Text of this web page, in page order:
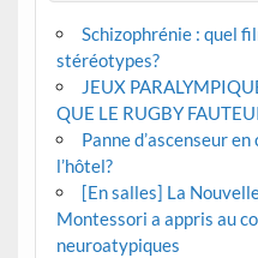
Schizophrénie : quel
stéréotypes?
JEUX
QUE LE RUGBY
Panne d’ascenseur
l’hôtel?
[En salles] La
Montessori a appris au
neuroatypiques